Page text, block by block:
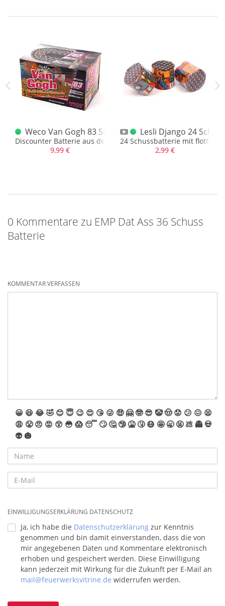
Batterie
- EMP
Weco Van Gogh 83 Schuss Batterie
Discounter Batterie aus dem Aldi Nord
9,99 €
Lesli Django 24
24 Schussbatterie mit flottem
2,99 €
0 Kommentare zu EMP Dat Ass 36 Schuss
Batterie
KOMMENTAR VERFASSEN
😀 😆 😂🤣 😊 😇 😉 😍 😘 😜 🤑 🤗 🤓 😎 🤡🤠 😟 😕 😖 😫
😩 😤 😠 😡 😲 😳 😱 😴 🙄 🤔 🤥 🤮 🤧 😷 🤩 🥱 🤬 💩 👻 💀
👽 🎃
EINWILLIGUNGSERKLÄRUNG DATENSCHUTZ
Ja, ich habe die Datenschutzerklärung zur Kenntnis
genommen und bin damit einverstanden, dass die von
mir angegebenen Daten und Kommentare elektronisch
erhoben und gespeichert werden. Diese Einwilligung
kann jederzeit mit Wirkung für die Zukunft per E-Mail an
mail@feuerwerksvitrine.de widerrufen werden.